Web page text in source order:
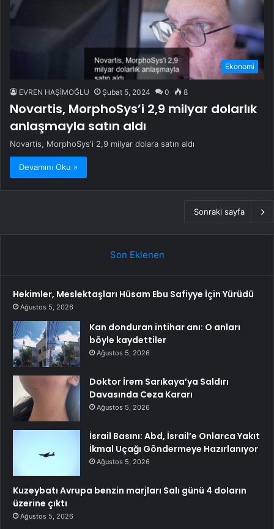
Ekonomi
EVREN HAŞİMOĞLU Şubat 5, 2024 0 8
Novartis, MorphoSys’i 2,9 milyar dolarlık
anlaşmayla satın aldı
Novartis, MorphoSys'i 2,9 milyar dolara satın aldı
Devamını Oku »
Sonraki sayfa
Son Eklenen
Hekimler, Meslektaşları Hüsam Ebu Safiyye İçin Yürüdü
Ağustos 5, 2026
Kan donduran intihar anı: O anları
böyle kaydettiler
Ağustos 5, 2026
Doktor İrem Sarıkaya’ya Saldırı
Davasında Ceza Kararı
Ağustos 5, 2026
İsrail Basını: Abd, İsrail’e Onlarca Yakıt
İkmal Uçağı Göndermeye Hazırlanıyor
Ağustos 5, 2026
Kuzeybatı Avrupa benzin marjları Salı günü 4 doların
üzerine çıktı
Ağustos 5, 2026